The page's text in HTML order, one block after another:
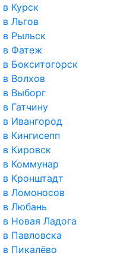
в Курск
в Льгов
в Рыльск
в Фатеж
в Бокситогорск
в Волхов
в Выборг
в Гатчину
в Ивангород
в Кингисепп
в Кировск
в Коммунар
в Кронштадт
в Ломоносов
в Любань
в Новая Ладога
в Павловска
в Пикалёво